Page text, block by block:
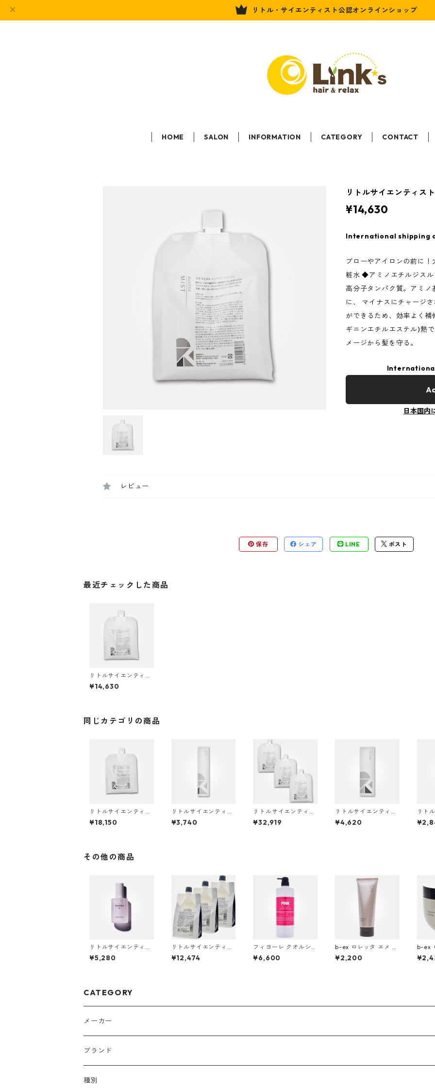
リトル・サイエンティスト公認オンラインショップ
HOME SALON INFORMATION CATEGORY CONTACT
リトルサイエンティス
¥14,630
International shipping
ブローやアイロンの前に
粧水 ◆アミノエチルジス
高分子タンパク質。アミ
に、 マイナスにチャージ
ができるため、効率よく
ギニンエチルエステル)熱
メージから髪を守る。
日本国内
レビュー
保存 シェア LINE ポスト
最近チェックした商品
リトルサイエンティス
ト リケラミスト 1000
g
¥14,630
同じカテゴリの商品
リトルサイエンティス
ト リケラエマルジョン
1000g
¥18,150
リトルサイエンティス
ト リケラミスト 200
ml
¥3,740
リトルサイエンティス
ト リケラ ミスト 300
0g(1000g×3)
¥32,919
リトルサイエンティス
ト リケラエマルジョン
200ml
¥4,620
リト
ト ガ
スト
その他の商品
リトルサイエンティス
ト リケラオイル 100
mL
¥5,280
リトルサイエンティス
ト ガルバCMCケア ト
リートメント 1200g
¥12,474
フィヨーレ クオルシア
カラーシャンプーピン
ク 1000ml
¥6,600
b-ex ロレッタ エメ オ
イルグリース 80g ＜
スタイリング＞
¥2,200
b-ex
ェル
ング
CATEGORY
メーカー
アリミノ
アリミノ メン
コソルケ
ブランド
あ行
種別